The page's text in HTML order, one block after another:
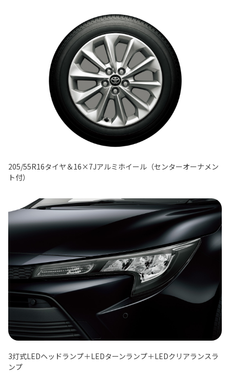
205/55R16タイヤ＆16×7Jアルミホイール（センターオーナメン
ト付）
3灯式LEDヘッドランプ＋LEDターンランプ＋LEDクリアランスラ
ンプ